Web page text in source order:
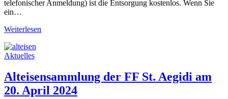
telefonischer Anmeldung) ist die Entsorgung kostenlos. Wenn Sie
ein…
Weiterlesen
Aktuelles
Alteisensammlung der FF St. Aegidi am
20. April 2024